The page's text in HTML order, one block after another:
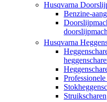
Husqvarna
Benzine-
Husqvarna
Struikscharen